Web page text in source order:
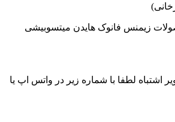
زیمنس فانوک هایدن میتسوبیشی
اشتباه لطفا با شماره زیر در واتس اپ یا